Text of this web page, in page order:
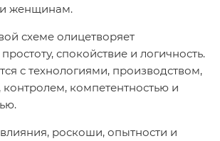
женщинам.
схеме олицетворяет
спокойствие и логичность.
с технологиями, производством,
контролем, компетентностью и
влияния, роскоши, опытности и